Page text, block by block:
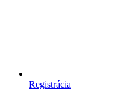
Registrácia